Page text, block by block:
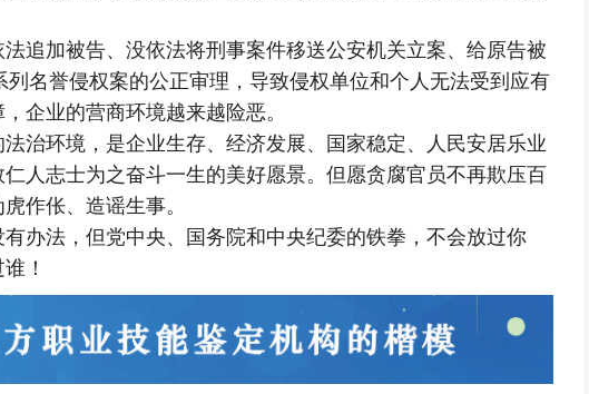
追加被告、没依法将刑事案件移送公安机关立案、给原告被
列名誉侵权案的公正审理，导致侵权单位和个人无法受到应有
企业的营商环境越来越险恶。
治环境，是企业生存、经济发展、国家稳定、人民安居乐业
人志士为之奋斗一生的美好愿景。但愿贪腐官员不再欺压百
作伥、造谣生事。
办法，但党中央、国务院和中央纪委的铁拳，不会放过你
！